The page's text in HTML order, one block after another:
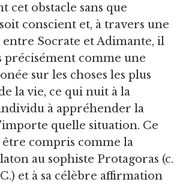
cet obstacle sans que
conscient et, à travers une
Socrate et Adimante, il
précisément comme une
sur les choses les plus
la vie, ce qui nuit à la
à appréhender la
quelle situation. Ce
compris comme la
au sophiste Protagoras (c.
C.) et à sa célèbre affirmation